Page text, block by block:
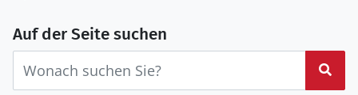
Auf der Seite suchen